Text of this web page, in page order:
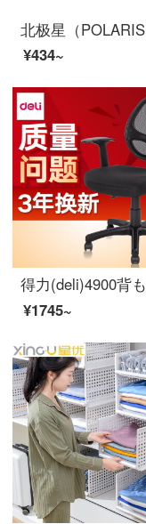
¥434~
¥1745~